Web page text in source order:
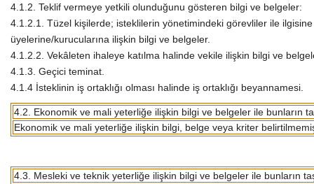
4.1.2. Teklif vermeye yetkili olunduğunu gösteren bilgi ve belgeler:
4.1.2.1. Tüzel kişilerde; isteklilerin yönetimindeki görevliler ile
üyelerine/kurucularına ilişkin bilgi ve belgeler.
4.1.2.2. Vekâleten ihaleye katılma halinde vekile ilişkin bilgi ve
4.1.3. Geçici teminat.
4.1.4 İsteklinin iş ortaklığı olması halinde iş ortaklığı beyannamesi.
4.2. Ekonomik ve mali yeterliğe ilişkin bilgi ve belgeler ile bunların
Ekonomik ve mali yeterliğe ilişkin bilgi, belge veya kriter
4.3. Mesleki ve teknik yeterliğe ilişkin bilgi ve belgeler ile bunların